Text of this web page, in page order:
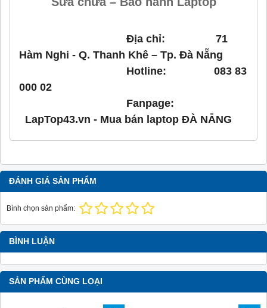
Địa chỉ: 71
Hàm Nghi - Q. Thanh Khê – Tp. Đà Nẵng
Hotline: 083 83
000 02
Fanpage:
LapTop43.vn - Mua bán laptop ĐÀ NẴNG
ĐÁNH GIÁ SẢN PHẨM
Bình chọn sản phẩm:
BÌNH LUẬN
SẢN PHẨM CÙNG LOẠI